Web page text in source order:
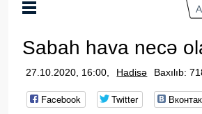
Sabah hava necə
27.10.2020, 16:00, Hadisə Baxılıb:
Facebook Twitter